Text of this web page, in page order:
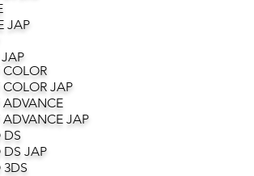
JAP
JAP
JAP
DS
JAP